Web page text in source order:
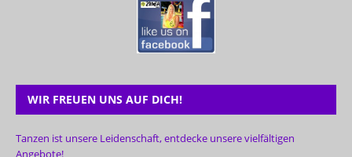
WIR FREUEN UNS AUF DICH!
Tanzen ist unsere Leidenschaft, entdecke unsere vielfältigen
Angebote!